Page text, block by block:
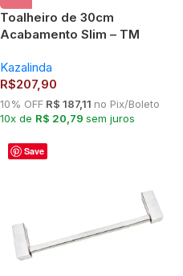
Toalheiro de 30cm
Acabamento Slim – TM
Kazalinda
R$207,90
10% OFF R$ 187,11 no Pix/Boleto
10x de R$ 20,79 sem juros
Save